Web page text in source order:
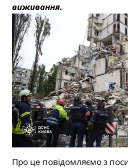
виживання.
Про це повідомляємо з